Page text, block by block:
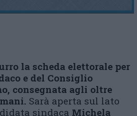
la scheda elettorale per
e del Consiglio
consegnata agli oltre
. Sarà aperta sul lato
sindaca Michela